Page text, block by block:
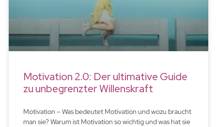
Motivation 2.0: Der ultimative Guide
zu unbegrenzter Willenskraft
Motivation – Was bedeutet Motivation und wozu braucht
man sie? Warum ist Motivation so wichtig und was hat sie